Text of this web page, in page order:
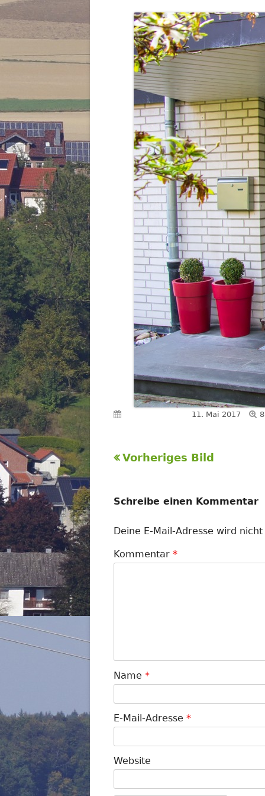
11. Mai 2017
Vorheriges Bild
Schreibe einen Kommentar
Deine E-Mail-Adresse wird
Kommentar *
Name *
E-Mail-Adresse *
Website